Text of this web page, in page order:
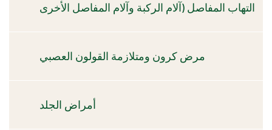
التهاب المفاصل (آلام الركبة وآلام المفاصل الأخرى
مرض كرون ومتلازمة القولون العصبي
أمراض الجلد